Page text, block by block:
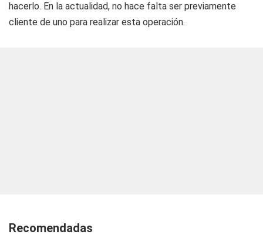
hacerlo. En la actualidad, no hace falta ser previamente
cliente de uno para realizar esta operación.
Recomendadas